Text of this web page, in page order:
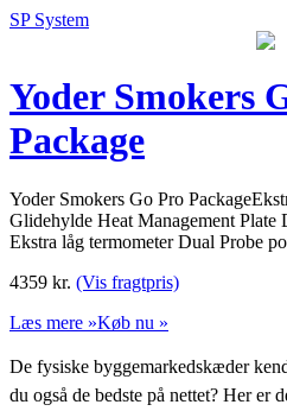
SP System
Yoder Smokers
Package
Yoder Smokers Go Pro
Glidehylde Heat Management
Ekstra låg termometer Dual Probe
4359 kr. (Vis fragtpris)
Læs mere »Køb nu »
De fysiske byggemarkedskæder
du også de bedste på nettet? Her er